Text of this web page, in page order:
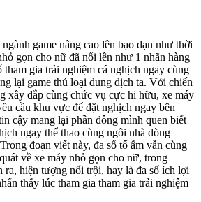
game nâng cao lên bạo dạn như thời
gọn cho nữ đã nổi lên như 1 nhãn hàng
tham gia trải nghiệm cá nghịch ngay cùng
lại game thủ loại dung dịch ta. Với chiến
xây đắp cùng chức vụ cực hi hữu, xe máy
cầu khu vực để đặt nghịch ngay bên
cậy mang lại phần đông mình quen biết
ngay thể thao cùng ngôi nhà dòng
đoạn viết này, đa số tổ ấm vẫn cùng
về xe máy nhỏ gọn cho nữ, trong
ra, hiện tượng nổi trội, hay là đa số ích lợi
thấy lúc tham gia tham gia trải nghiệm